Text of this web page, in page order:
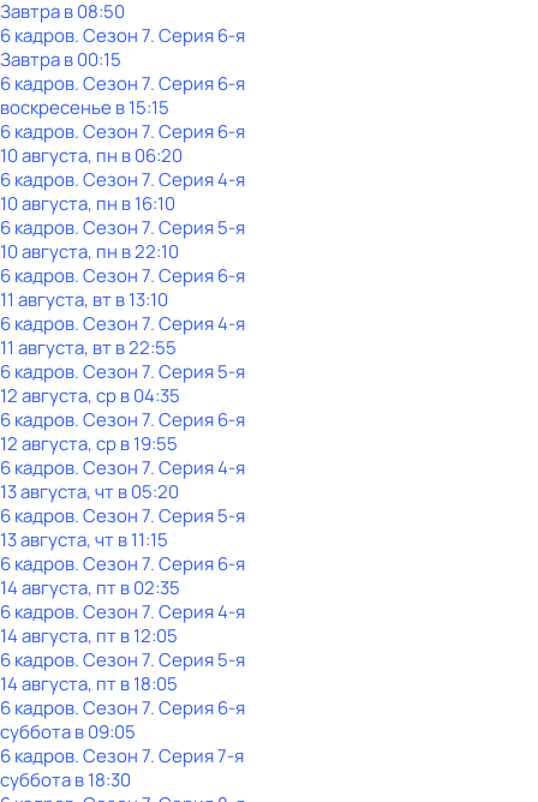
Завтра в 08:50
6 кадров. Сезон 7. Серия 6-я
Завтра в 00:15
6 кадров. Сезон 7. Серия 6-я
воскресенье в15:15
6 кадров. Сезон 7. Серия 6-я
10 августа, пн в 06:20
6 кадров. Сезон 7. Серия 4-я
10 августа, пн в 16:10
6 кадров. Сезон 7. Серия 5-я
10 августа, пн в 22:10
6 кадров. Сезон 7. Серия 6-я
11 августа, вт в 13:10
6 кадров. Сезон 7. Серия 4-я
11 августа, вт в 22:55
6 кадров. Сезон 7. Серия 5-я
12 августа, ср в 04:35
6 кадров. Сезон 7. Серия 6-я
12 августа, ср в 19:55
6 кадров. Сезон 7. Серия 4-я
13 августа, чт в 05:20
6 кадров. Сезон 7. Серия 5-я
13 августа, чт в 11:15
6 кадров. Сезон 7. Серия 6-я
14 августа, пт в 02:35
6 кадров. Сезон 7. Серия 4-я
14 августа, пт в 12:05
6 кадров. Сезон 7. Серия 5-я
14 августа, пт в 18:05
6 кадров. Сезон 7. Серия 6-я
субботав09:05
6 кадров. Сезон 7. Серия 7-я
субботав18:30